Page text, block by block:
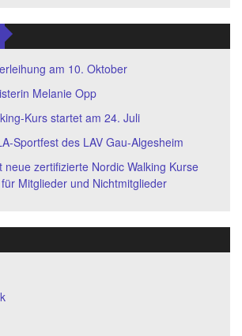
am 10. Oktober
Melanie Opp
Kurs startet am 24. Juli
Sportfest des LAV Gau-Algesheim
neue zertifizierte Nordic Walking Kurse
Mitglieder und Nichtmitglieder